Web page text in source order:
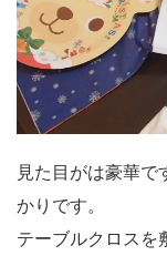
見た目がは豪華で
かりです。
テーブルクロスを